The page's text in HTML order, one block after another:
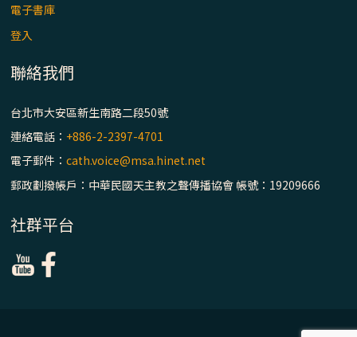
「禧年 來~」第十三集：論《在希望中得救》
通諭中的「希望」 / 台南中華聖母主教座堂
(下)
電子書庫
登入
聯絡我們
台北市大安區新生南路二段50號
連絡電話： +886-2-2397-4701
電子郵件：cath.voice@msa.hinet.net
郵政劃撥帳戶：中華民國天主教之聲傳播協會 帳號：19209666
社群平台